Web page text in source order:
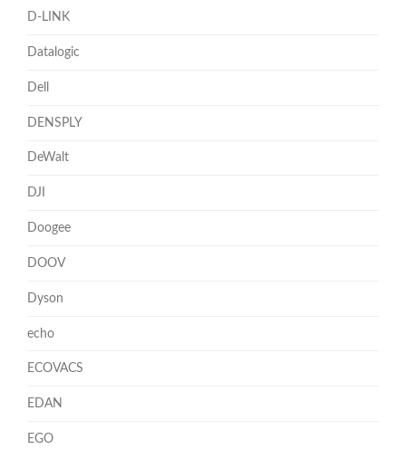
D-LINK
Datalogic
Dell
DENSPLY
DeWalt
DJI
Doogee
DOOV
Dyson
echo
ECOVACS
EDAN
EGO